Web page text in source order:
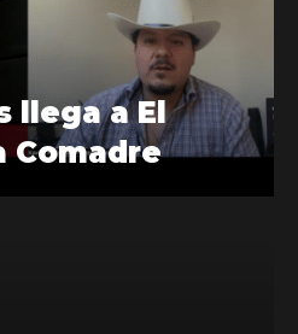
llega a El
Comadre